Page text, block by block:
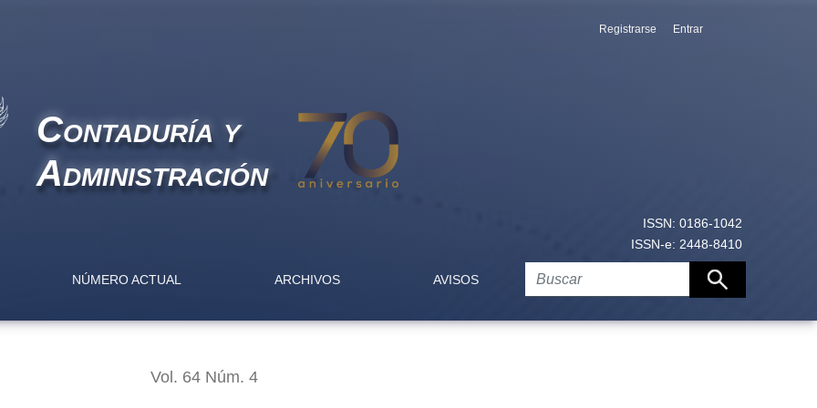
ISSN: 0186-1042
ISSN-e: 2448-8410
characteristics of CEOs and organizational performance
Contaduría y
Administración
NÚMERO ACTUAL ARCHIVOS AVISOS
Registrarse Entrar
Vol. 64 Núm. 4